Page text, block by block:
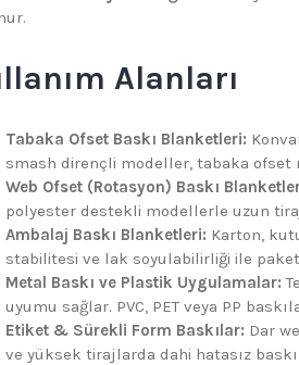
Alanları
Tabaka Ofset Baskı Blanketleri:
smash dirençli modeller, tabaka ofset
Web Ofset (Rotasyon) Baskı
polyester destekli modellerle uzun
Ambalaj Baskı Blanketleri: Karton,
stabilitesi ve lak soyulabilirliği ile
Metal Baskı ve Plastik Uygulamalar:
uyumu sağlar. PVC, PET veya PP
Etiket & Sürekli Form Baskılar: Dar
ve yüksek tirajlarda dahi hatasız